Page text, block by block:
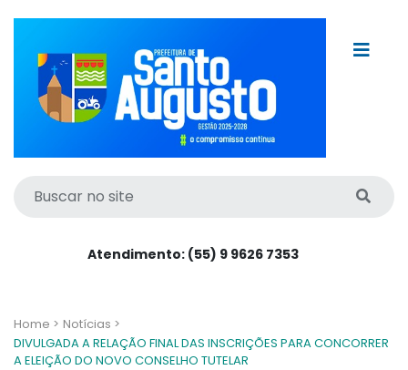
Atendimento: (55) 9 9626 7353
Home > Notícias >
DIVULGADA A RELAÇÃO FINAL DAS INSCRIÇÕES PARA CONCORRER
A ELEIÇÃO DO NOVO CONSELHO TUTELAR